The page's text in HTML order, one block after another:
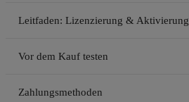
Leitfaden: Lizenzierung & Aktivierung
Vor dem Kauf testen
Zahlungsmethoden